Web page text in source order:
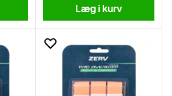
Læg i kurv